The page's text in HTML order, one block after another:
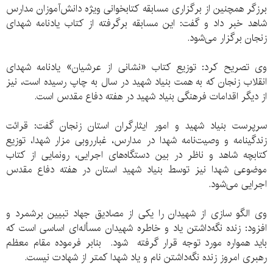
برزگر همچنین از برگزاری مسابقه کتابخوانی ویژه دانش‌آموزان مدارس
شاهد خبر داد و گفت: این مسابقه برگرفته از کتاب یادنامه شهدای
زنجان برگزار می‌شود.
وی تصریح کرد: توزیع کتاب «نشانی از عرشیان» یادنامه شهدای
انقلاب زنجان که به‌ همت بنیاد شهید در سال به چاپ رسیده است، نیز
از دیگر اقدامات فرهنگی بنیاد شهید در هفته دفاع مقدس است.
سرپرست بنیاد شهید و امور ایثارگران استان زنجان گفت: قرائت
زندگینامه و وصیت‌نامه شهدا در مدارس، غبارروبی مزار شهدا، توزیع
کتابچه شاهد و ناظر در بین دستگاه‌های اجرایی، رونمایی از کتاب
موضوعی شهدا نیز توسط بنیاد شهید استان در هفته دفاع مقدس
اجرایی می‌شود.
وی الگو سازی از شهیدان را یکی از مصادیق جهاد تبیین برشمرد و
افزود: زنده نگه‌داشتن یاد و خاطره شهیدان مسأله‌ای اساسی است که
باید همواره مورد توجه قرار گرفته شود. بنابر فرموده مقام معظم
رهبری امروز زنده نگه‌داشتن نام و یاد شهدا کمتر از شهادت نیست.